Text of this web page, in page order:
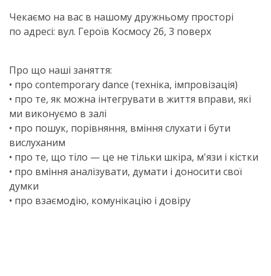
Чекаємо на вас в нашому дружньому просторі
по адресі: вул. Героїв Космосу 2б, 3 поверх
Про що наші заняття:
• про contemporary dance (техніка, імпровізація)
• про те, як можна інтегрувати в життя вправи, які
ми виконуємо в залі
• про пошук, порівняння, вміння слухати і бути
вислуханим
• про те, що тіло — це не тільки шкіра, м'язи і кістки
• про вміння аналізувати, думати і доносити свої
думки
• про взаємодію, комунікацію і довіру